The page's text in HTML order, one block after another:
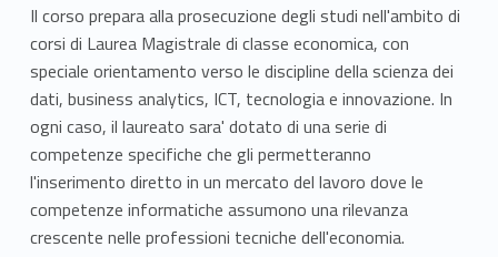
Il corso prepara alla prosecuzione degli studi nell'ambito di
corsi di Laurea Magistrale di classe economica, con
speciale orientamento verso le discipline della scienza dei
dati, business analytics, ICT, tecnologia e innovazione. In
ogni caso, il laureato sara' dotato di una serie di
competenze specifiche che gli permetteranno
l'inserimento diretto in un mercato del lavoro dove le
competenze informatiche assumono una rilevanza
crescente nelle professioni tecniche dell'economia.